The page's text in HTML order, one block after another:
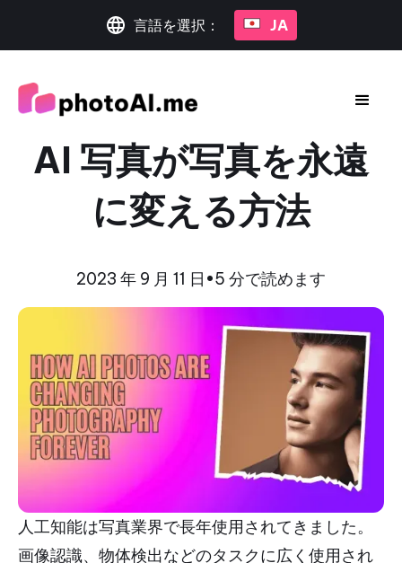
言語を選択： JA
AI 写真が写真を永遠
に変える方法
2023 年 9 月 11 日 •5 分で読めます
人工知能は写真業界で長年使用されてきました。
画像認識、物体検出などのタスクに広く使用され